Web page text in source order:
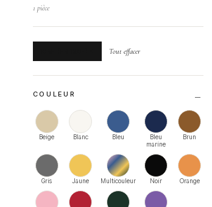
1 pièce
Tout effacer
COULEUR
Beige Blanc Bleu
Bleu
marine
Brun
Gris Jaune Multicouleur Noir Orange